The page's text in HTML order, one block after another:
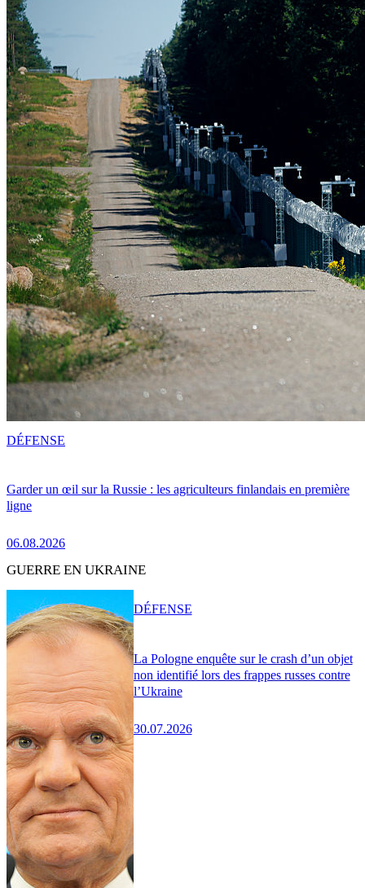
Garder un œil sur la Russie : les agriculteurs finlandais en première
ligne
06.08.2026
DÉFENSE
GUERRE EN UKRAINE
La Pologne enquête sur le crash d’un objet
non identifié lors des frappes russes contre
l’Ukraine
30.07.2026
DÉFENSE